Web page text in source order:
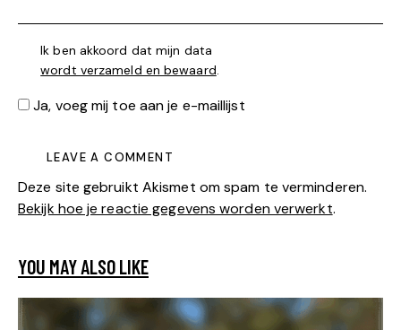
Ik ben akkoord dat mijn data
wordt verzameld en bewaard.
Ja, voeg mij toe aan je e-maillijst
Deze site gebruikt Akismet om spam te verminderen.
Bekijk hoe je reactie gegevens worden verwerkt.
YOU MAY ALSO LIKE